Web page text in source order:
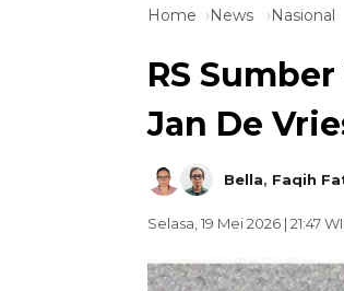
Home News Nasional
RS
Jan De
Bella, Faqih
Selasa, 19 Mei 2026 | 21:47